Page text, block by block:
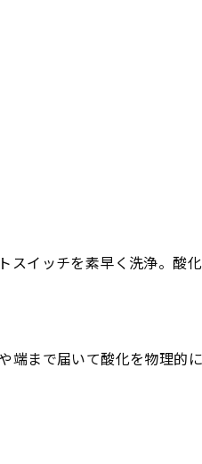
イッチを素早く洗浄。酸
まで届いて酸化を物理的